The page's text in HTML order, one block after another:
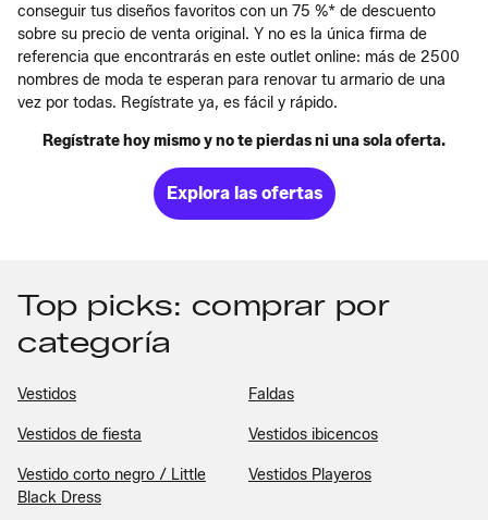
conseguir tus diseños favoritos con un 75 %* de descuento
sobre su precio de venta original. Y no es la única firma de
referencia que encontrarás en este outlet online: más de 2500
nombres de moda te esperan para renovar tu armario de una
vez por todas. Regístrate ya, es fácil y rápido.
Regístrate hoy mismo y no te pierdas ni una sola oferta.
Explora las ofertas
Top picks: comprar por
categoría
Vestidos Faldas
Vestidos de fiesta Vestidos ibicencos
Vestido corto negro / Little
Black Dress
Vestidos Playeros